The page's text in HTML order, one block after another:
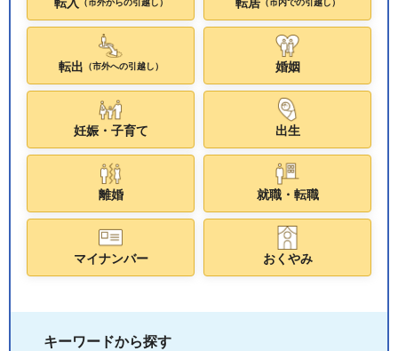
（市外からの引越し） （市内での引越し）
転出 （市外への引越し） 婚姻
妊娠・子育て 出生
離婚 就職・転職
マイナンバー おくやみ
キーワードから探す